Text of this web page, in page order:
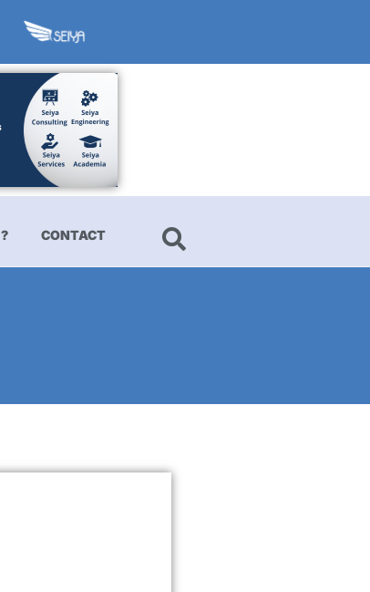
CONTACT